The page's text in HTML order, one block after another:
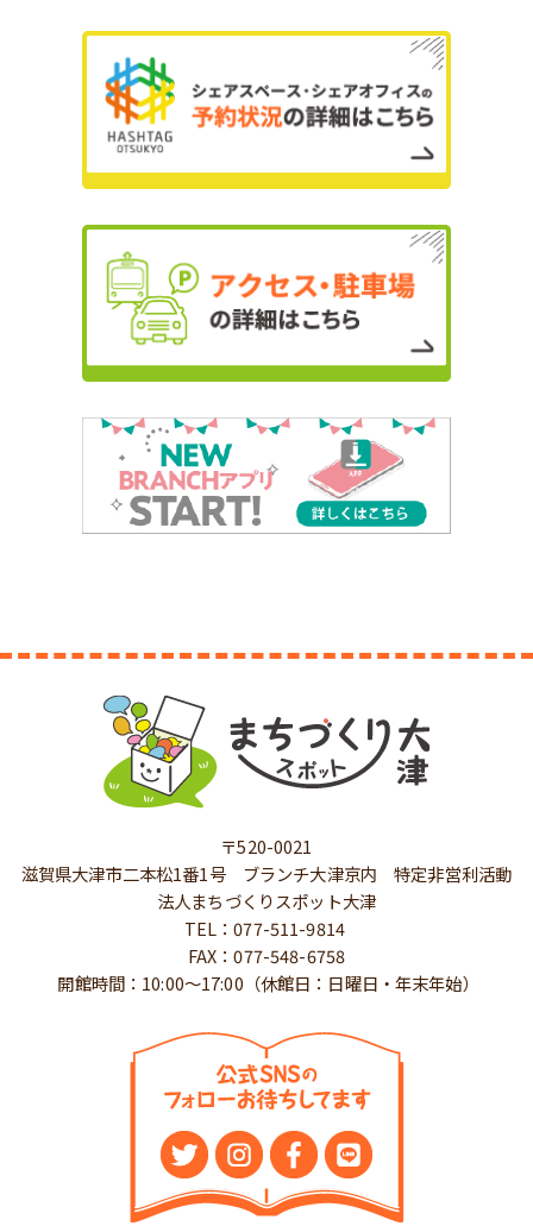
〒520-0021
滋賀県大津市二本松1番1号 ブランチ大津京内 特定非営利活動
法人まちづくりスポット大津
TEL：077-511-9814
FAX：077-548-6758
開館時間：10:00～17:00（休館日：日曜日・年末年始）